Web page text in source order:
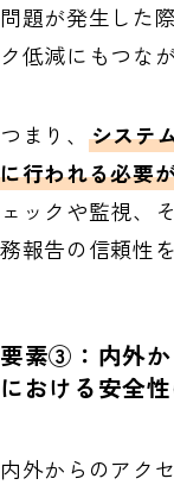
問題が発生した
ク低減にもつな
つまり、 システ
に行われる必要
ェックや監視、
務報告の信頼性
要素③：内外か
における安全
内外からのアク